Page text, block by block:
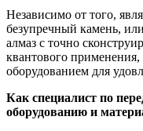
Независимо от того,
безупречный камень,
алмаз с точно
квантового
оборудованием для
Как специалист по
оборудованию и